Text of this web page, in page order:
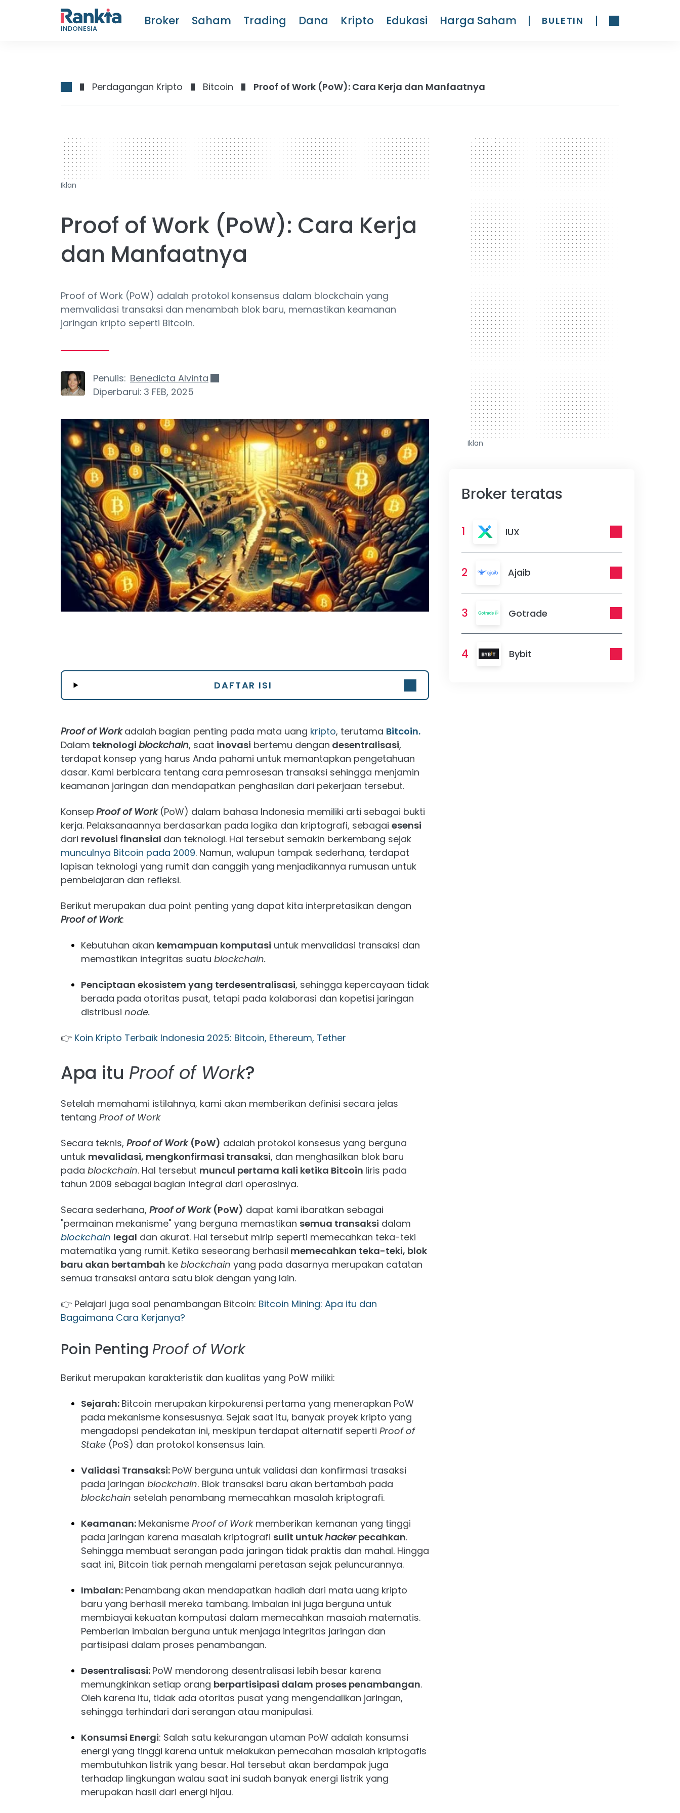
INDONESIA
Broker Saham Trading Dana Kripto Edukasi Harga Saham BULETIN
Perdagangan Kripto Bitcoin Proof of Work (PoW): Cara Kerja dan Manfaatnya
728 x 90
Iklan
Proof of Work (PoW): Cara Kerja
dan Manfaatnya
Proof of Work (PoW) adalah protokol konsensus dalam blockchain yang
memvalidasi transaksi dan menambah blok baru, memastikan keamanan
jaringan kripto seperti Bitcoin.
Penulis: Benedicta Alvinta
Diperbarui: 3 FEB, 2025
DAFTAR ISI
Proof of Workadalah bagian penting pada mata uang kripto, terutama Bitcoin.
Dalam teknologi blockchain, saat inovasi bertemu dengan desentralisasi,
terdapat konsep yang harus Anda pahami untuk memantapkan pengetahuan
dasar. Kami berbicara tentang cara pemrosesan transaksi sehingga menjamin
keamanan jaringan dan mendapatkan penghasilan dari pekerjaan tersebut.
Konsep Proof of Work (PoW) dalam bahasa Indonesia memiliki arti sebagai bukti
kerja. Pelaksanaannya berdasarkan pada logika dan kriptografi, sebagai esensi
dari revolusi finansial dan teknologi. Hal tersebut semakin berkembang sejak
munculnya Bitcoin pada 2009. Namun, walupun tampak sederhana, terdapat
lapisan teknologi yang rumit dan canggih yang menjadikannya rumusan untuk
pembelajaran dan refleksi.
Berikut merupakan dua point penting yang dapat kita interpretasikan dengan
Proof of Work:
Kebutuhan akan kemampuan komputasi untuk menvalidasi transaksi dan
memastikan integritas suatu blockchain.
Penciptaan ekosistem yang terdesentralisasi, sehingga kepercayaan tidak
berada pada otoritas pusat, tetapi pada kolaborasi dan kopetisi jaringan
distribusi node.
👉 Koin Kripto Terbaik Indonesia 2025: Bitcoin, Ethereum, Tether
Apa itu Proof of Work?
Setelah memahami istilahnya, kami akan memberikan definisi secara jelas
tentang Proof of Work
Secara teknis, Proof of Work (PoW) adalah protokol konsesus yang berguna
untuk mevalidasi, mengkonfirmasi transaksi, dan menghasilkan blok baru
pada blockchain. Hal tersebut muncul pertama kali ketika Bitcoin liris pada
tahun 2009 sebagai bagian integral dari operasinya.
Secara sederhana, Proof of Work (PoW) dapat kami ibaratkan sebagai
"permainan mekanisme" yang berguna memastikan semua transaksi dalam
blockchain legal dan akurat. Hal tersebut mirip seperti memecahkan teka-teki
matematika yang rumit. Ketika seseorang berhasil memecahkan teka-teki, blok
baru akan bertambah ke blockchain yang pada dasarnya merupakan catatan
semua transaksi antara satu blok dengan yang lain.
👉 Pelajari juga soal penambangan Bitcoin: Bitcoin Mining: Apa itu dan
Bagaimana Cara Kerjanya?
Poin Penting Proof of Work
Berikut merupakan karakteristik dan kualitas yang PoW miliki:
Sejarah: Bitcoin merupakan kirpokurensi pertama yang menerapkan PoW
pada mekanisme konsesusnya. Sejak saat itu, banyak proyek kripto yang
mengadopsi pendekatan ini, meskipun terdapat alternatif seperti Proof of
Stake (PoS) dan protokol konsensus lain.
Validasi Transaksi: PoW berguna untuk validasi dan konfirmasi trasaksi
pada jaringan blockchain. Blok transaksi baru akan bertambah pada
blockchain setelah penambang memecahkan masalah kriptografi.
Keamanan: Mekanisme Proof of Workmemberikan kemanan yang tinggi
pada jaringan karena masalah kriptografi sulit untukhackerpecahkan.
Sehingga membuat serangan pada jaringan tidak praktis dan mahal. Hingga
saat ini, Bitcoin tiak pernah mengalami peretasan sejak peluncurannya.
Imbalan: Penambang akan mendapatkan hadiah dari mata uang kripto
baru yang berhasil mereka tambang. Imbalan ini juga berguna untuk
membiayai kekuatan komputasi dalam memecahkan masaiah matematis.
Pemberian imbalan berguna untuk menjaga integritas jaringan dan
partisipasi dalam proses penambangan.
Desentralisasi: PoW mendorong desentralisasi lebih besar karena
memungkinkan setiap orang berpartisipasi dalam proses penambangan.
Oleh karena itu, tidak ada otoritas pusat yang mengendalikan jaringan,
sehingga terhindari dari serangan atau manipulasi.
Konsumsi Energi: Salah satu kekurangan utaman PoW adalah konsumsi
energi yang tinggi karena untuk melakukan pemecahan masalah kriptogafis
membutuhkan listrik yang besar. Hal tersebut akan berdampak juga
terhadap lingkungan walau saat ini sudah banyak energi listrik yang
merupakan hasil dari energi hijau.
300 x 600
Iklan
Broker teratas
1 IUX
2 Ajaib
3 Gotrade
4 Bybit